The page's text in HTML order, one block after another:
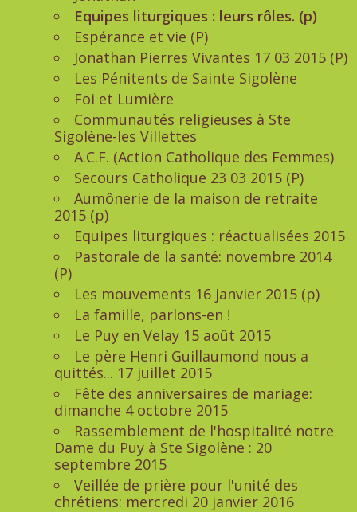
Equipes liturgiques : leurs rôles. (p)
Espérance et vie (P)
Jonathan Pierres Vivantes 17 03 2015 (P)
Les Pénitents de Sainte Sigolène
Foi et Lumière
Communautés religieuses à Ste
Sigolène-les Villettes
A.C.F. (Action Catholique des Femmes)
Secours Catholique 23 03 2015 (P)
Aumônerie de la maison de retraite
2015 (p)
Equipes liturgiques : réactualisées 2015
Pastorale de la santé: novembre 2014
(P)
Les mouvements 16 janvier 2015 (p)
La famille, parlons-en !
Le Puy en Velay 15 août 2015
Le père Henri Guillaumond nous a
quittés... 17 juillet 2015
Fête des anniversaires de mariage:
dimanche 4 octobre 2015
Rassemblement de l'hospitalité notre
Dame du Puy à Ste Sigolène : 20
septembre 2015
Veillée de prière pour l'unité des
chrétiens: mercredi 20 janvier 2016